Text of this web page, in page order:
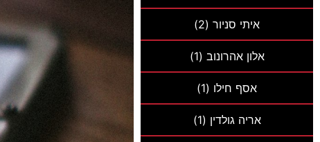
איתי סניור(2)
אלון אהרונוב (1)
אסף חילו (1)
אריה גולדין (1)